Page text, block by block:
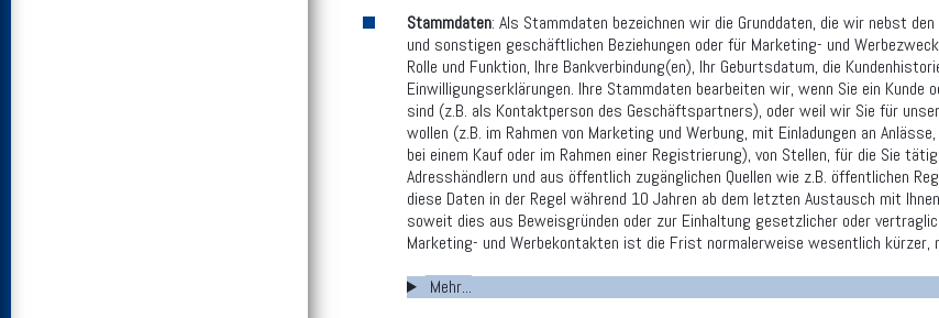
Stammdaten: Als Stammdaten bezeichnen wir die Grunddaten, die wir nebst
und sonstigen geschäftlichen Beziehungen oder für Marketing- und
Rolle und Funktion, Ihre Bankverbindung(en), Ihr Geburtsdatum, die
Einwilligungserklärungen. Ihre Stammdaten bearbeiten wir, wenn Sie ein
sind (z.B. als Kontaktperson des Geschäftspartners), oder weil wir Sie für
wollen (z.B. im Rahmen von Marketing und Werbung, mit Einladungen an
bei einem Kauf oder im Rahmen einer Registrierung), von Stellen, für die Sie
Adresshändlern und aus öffentlich zugänglichen Quellen wie z.B. öffentlichen
diese Daten in der Regel während 10 Jahren ab dem letzten Austausch mit
soweit dies aus Beweisgründen oder zur Einhaltung gesetzlicher oder
Marketing- und Werbekontakten ist die Frist normalerweise wesentlich
Mehr...